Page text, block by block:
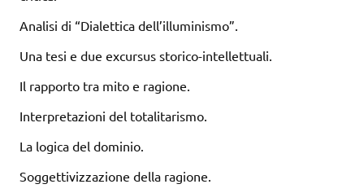
Analisi di “Dialettica dell’illuminismo”.
Una tesi e due excursus storico-intellettuali.
Il rapporto tra mito e ragione.
Interpretazioni del totalitarismo.
La logica del dominio.
Soggettivizzazione della ragione.